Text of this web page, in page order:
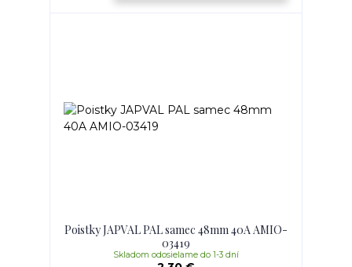
Poistky JAPVAL PAL samec 48mm 40A AMIO-
03419
Skladom odosielame do 1-3 dní